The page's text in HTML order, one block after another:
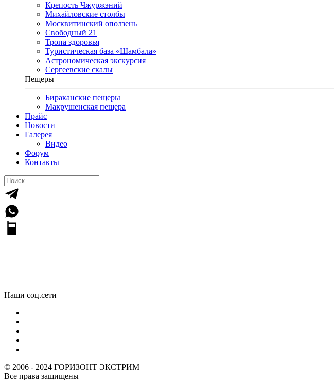
Крепость Чжуржэний
Михайловские столбы
Москвитинский оползень
Свободный 21
Тропа здоровья
Туристическая база «Шамбала»
Астрономическая экскурсия
Сергеевские скалы
Пещеры
Бираканские пещеры
Макрушенская пещера
Прайс
Новости
Галерея
Видео
Форум
Контакты
Наши соц.сети
© 2006 - 2024 ГОРИЗОНТ ЭКСТРИМ
Все права защищены